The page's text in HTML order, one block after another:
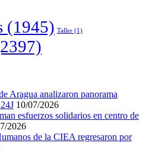
(1945) Taller (1)
Aragua analizaron panorama
10/07/2026
esfuerzos solidarios en centro de
2026
de la CIEA regresaron por